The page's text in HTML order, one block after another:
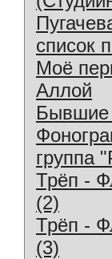
список
Моё
Аллой
Бывшие
группа
Трёп -
(2)
Трёп -
(3)